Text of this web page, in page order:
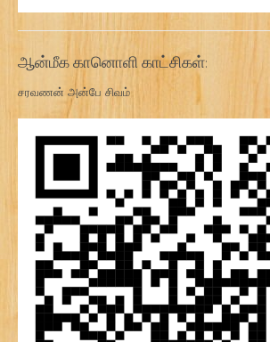
ஆன்மீக கானொளி காட்சிகள்:
சரவணன் அன்பே சிவம்